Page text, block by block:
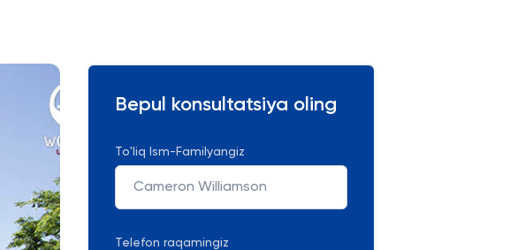
Bepul konsultatsiya oling
To'liq Ism-Familyangiz
Telefon raqamingiz